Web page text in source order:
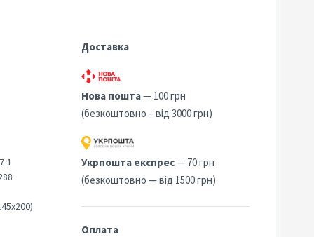
1
Доставка
Нова пошта— 100 грн
(безкоштовно – від 3000 грн)
Укрпошта експрес— 70 грн
(безкоштовно — від 1500 грн)
Оплата